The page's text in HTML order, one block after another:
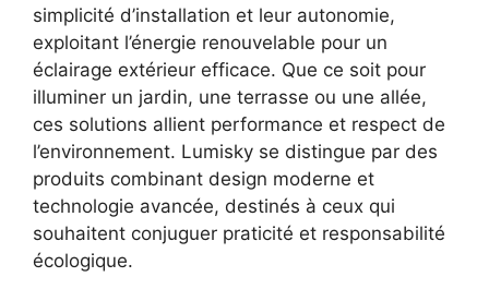
simplicité d’installation et leur autonomie,
exploitant l’énergie renouvelable pour un
éclairage extérieur efficace. Que ce soit pour
illuminer un jardin, une terrasse ou une allée,
ces solutions allient performance et respect de
l’environnement. Lumisky se distingue par des
produits combinant design moderne et
technologie avancée, destinés à ceux qui
souhaitent conjuguer praticité et responsabilité
écologique.